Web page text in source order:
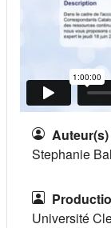
Stephanie
Université